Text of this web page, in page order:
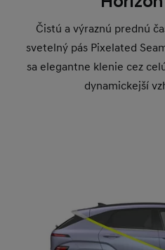
Čistú a výraznú prednú
svetelný pás Pixelated
sa elegantne klenie cez
dynamickejší